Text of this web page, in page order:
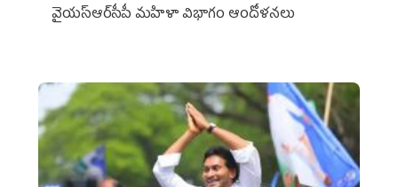
వైయ‌స్ఆర్‌సీపీ మహిళా విభాగం ఆందోళనలు